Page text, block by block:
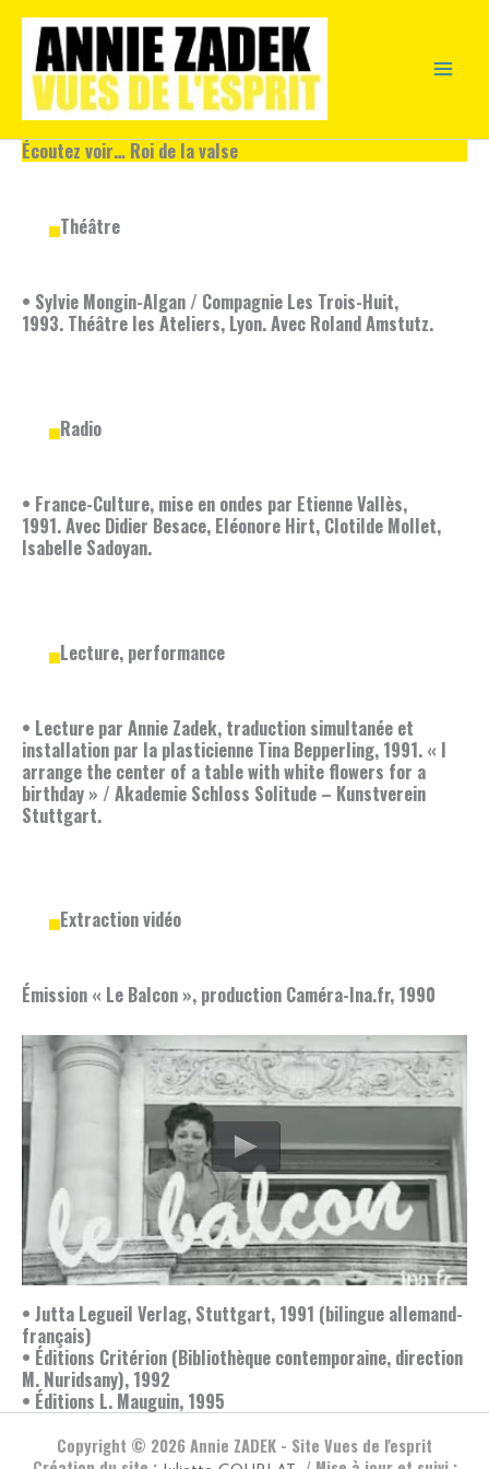
contenu
Écoutez voir… Roi de la valse
Théâtre
• Sylvie Mongin-Algan / Compagnie Les Trois-Huit,
1993. Théâtre les Ateliers, Lyon. Avec Roland Amstutz.
Radio
• France-Culture, mise en ondes par Etienne Vallès,
1991. Avec Didier Besace, Eléonore Hirt, Clotilde Mollet,
Isabelle Sadoyan.
Lecture, performance
• Lecture par Annie Zadek, traduction simultanée et
installation par la plasticienne Tina Bepperling, 1991. « I
arrange the center of a table with white flowers for a
birthday » / Akademie Schloss Solitude – Kunstverein
Stuttgart.
Extraction vidéo
Émission « Le Balcon », production Caméra-Ina.fr, 1990
• Jutta Legueil Verlag, Stuttgart, 1991 (bilingue allemand-
français)
• Éditions Critérion (Bibliothèque contemporaine, direction
M. Nuridsany), 1992
• Éditions L. Mauguin, 1995
Copyright © 2026 Annie ZADEK - Site Vues de l'esprit